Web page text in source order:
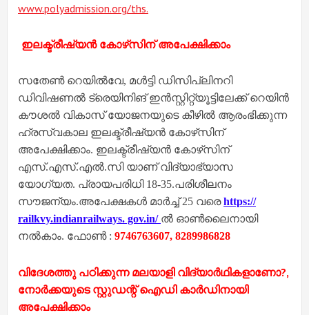
www.polyadmission.org/ths.
ഇലക്ട്രീഷ്യന്‍ കോഴ്‌സിന് അപേക്ഷിക്കാം
സതേണ്‍ റെയില്‍വേ, മള്‍ട്ടി ഡിസിപ്ലിനറി
ഡിവിഷണല്‍ ട്രെയിനിങ് ഇന്‍സ്റ്റിറ്റ്യൂട്ടിലേക്ക് റെയിന്‍
കൗശല്‍ വികാസ് യോജനയുടെ കീഴില്‍ ആരംഭിക്കുന്ന
ഹ്രസ്വകാല ഇലക്ട്രീഷ്യന്‍ കോഴ്‌സിന്
അപേക്ഷിക്കാം. ഇലക്ട്രീഷ്യന്‍ കോഴ്‌സിന്
എസ്.എസ്.എല്‍.സി യാണ് വിദ്യാഭ്യാസ
യോഗ്യത. പ്രായപരിധി 18-35.പരിശീലനം
സൗജന്യം.അപേക്ഷകള്‍ മാര്‍ച്ച് 25 വരെhttps://
railkvy.indianrailways. gov.in/ ല്‍ ഓണ്‍ലൈനായി
നല്‍കാം. ഫോണ്‍ : 9746763607, 8289986828
വിദേശത്തു പഠിക്കുന്ന മലയാളി വിദ്യാർഥികളാണോ?,
നോർക്കയുടെ സ്റ്റുഡന്റ് ഐഡി കാർഡിനായി
അപേക്ഷിക്കാം